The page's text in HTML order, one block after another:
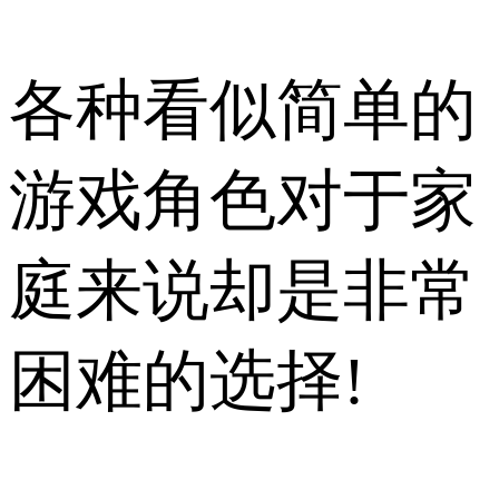
各种看似简单的
游戏角色对于家
庭来说却是非常
困难的选择!